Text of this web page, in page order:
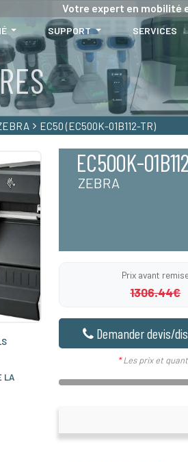
Votre expert en mobilité
SUPPORT SERVICES
EC50 (EC500K-01B112-TR)
LA
EC500K-
ZEBRA
Prix avant
1306.44€
Demander devis/
*Les prix et